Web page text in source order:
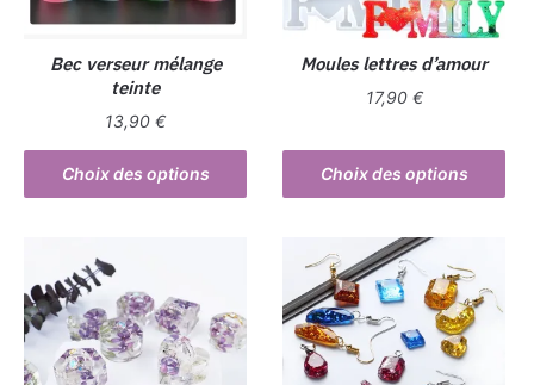
Bec verseur mélange
teinte
13,90€
Choix des options
Ce
produit
Les
options
peuvent
Moules lettres d’amour
17,90 €
Choix des options
produit
a
variations.
Les
options
peuvent
être